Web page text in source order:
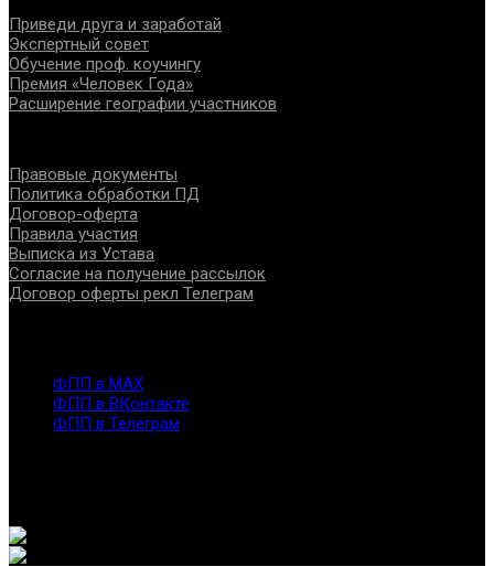
Приведи друга и заработай
Экспертный совет
Обучение проф. коучингу
Премия «Человек Года»
Расширение географии участников
Правовые документы
Политика обработки ПД
Договор-оферта
Правила участия
Выписка из Устава
Согласие на получение рассылок
Договор оферты рекл Телеграм
ФПП в МАХ
ФПП в ВКонтакте
ФПП в Телеграм